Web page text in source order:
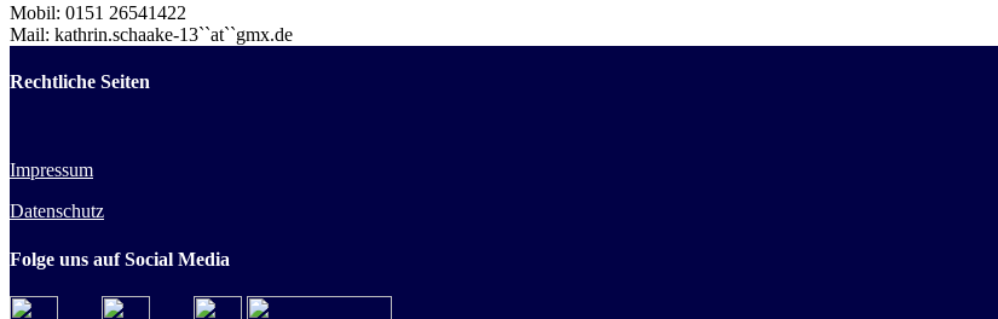
Mobil: 0151 26541422
Mail: kathrin.schaake-13``at``gmx.de
Rechtliche Seiten
Impressum
Datenschutz
Folge uns auf Social Media